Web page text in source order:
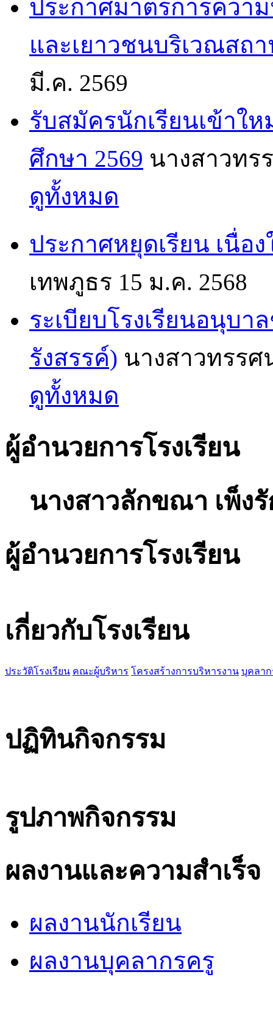
ประกาศมาตรการควา
และเยาวชนบริเวณสถ
มี.ค. 2569
รับสมัครนักเรียนเข้าใ
ศึกษา 2569 นางสาวท
ดูทั้งหมด
ประกาศหยุดเรียน เนื่อ
เทพภูธร 15 ม.ค. 2568
ระเบียบโรงเรียนอนุบ
รังสรรค์) นางสาวทรร
ดูทั้งหมด
ผู้อำนวยการโรงเรียน
นางสาวลักขณา เพ็ง
ผู้อำนวยการโรงเรียน
เกี่ยวกับโรงเรียน
ประวัติโรงเรียน คณะผู้บริหาร โครงสร้างการบริหารงาน บุคลาก
ปฏิทินกิจกรรม
รูปภาพกิจกรรม
ผลงานและความสำเร็จ
ผลงานนักเรียน
ผลงานบุคลากรครู